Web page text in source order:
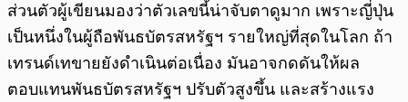
ส่วนตัวผู้เขียนมองว่าตัวเลขนี้น่าจับตาดูมาก เพราะญี่ปุ่น
เป็นหนึ่งในผู้ถือพันธบัตรสหรัฐฯ รายใหญ่ที่สุดในโลก ถ้า
เทรนด์เทขายยังดำเนินต่อเนื่อง มันอาจกดดันให้ผล
ตอบแทนพันธบัตรสหรัฐฯ ปรับตัวสูงขึ้น และสร้างแรง